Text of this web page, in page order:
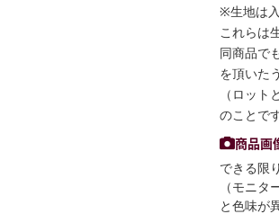
※生地は
これらは
同商品で
を頂いた
（ロッ
のことで
商品画
できる限
（モニ
と色味が